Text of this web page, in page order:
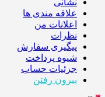
نشانی
علاقه مندی ها
اعلانات من
نظرات
پیگیری سفارش
شیوه پرداخت
جزئیات حساب
بیرون رفتن